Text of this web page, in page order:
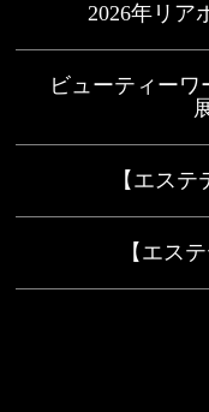
2026年リア
ビューティーワ
【エス
【エス